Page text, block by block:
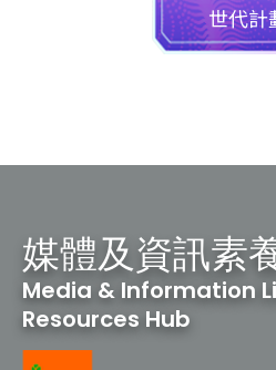
世代計
媒體及資訊素
Media & Information
Resources Hub